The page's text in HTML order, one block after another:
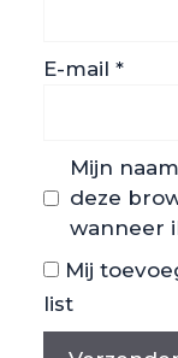
E-mail *
Mijn
deze
wanneer
Mij
list